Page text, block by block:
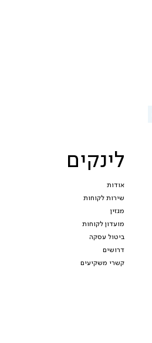
לינקים
אודות
שירות לקוחות
מגזין
מועדון לקוחות
ביטול עסקה
דרושים
קשרי משקיעים